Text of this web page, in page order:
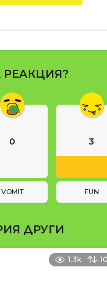
РЕАКЦИЯ?
0
VOMIT
3
FUN
ДРУГИ
1.3k 10